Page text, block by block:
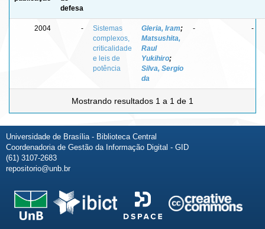
defesa
2004 -
Sistemas
complexos,
criticalidade
e leis de
potência
Gleria, Iram;
Matsushita,
Raul
Yukihiro;
Silva, Sergio
da
- -
Mostrando resultados 1 a 1 de 1
Universidade de Brasília - Biblioteca Central
Coordenadoria de Gestão da Informação Digital - GID
(61) 3107-2683
repositorio@unb.br